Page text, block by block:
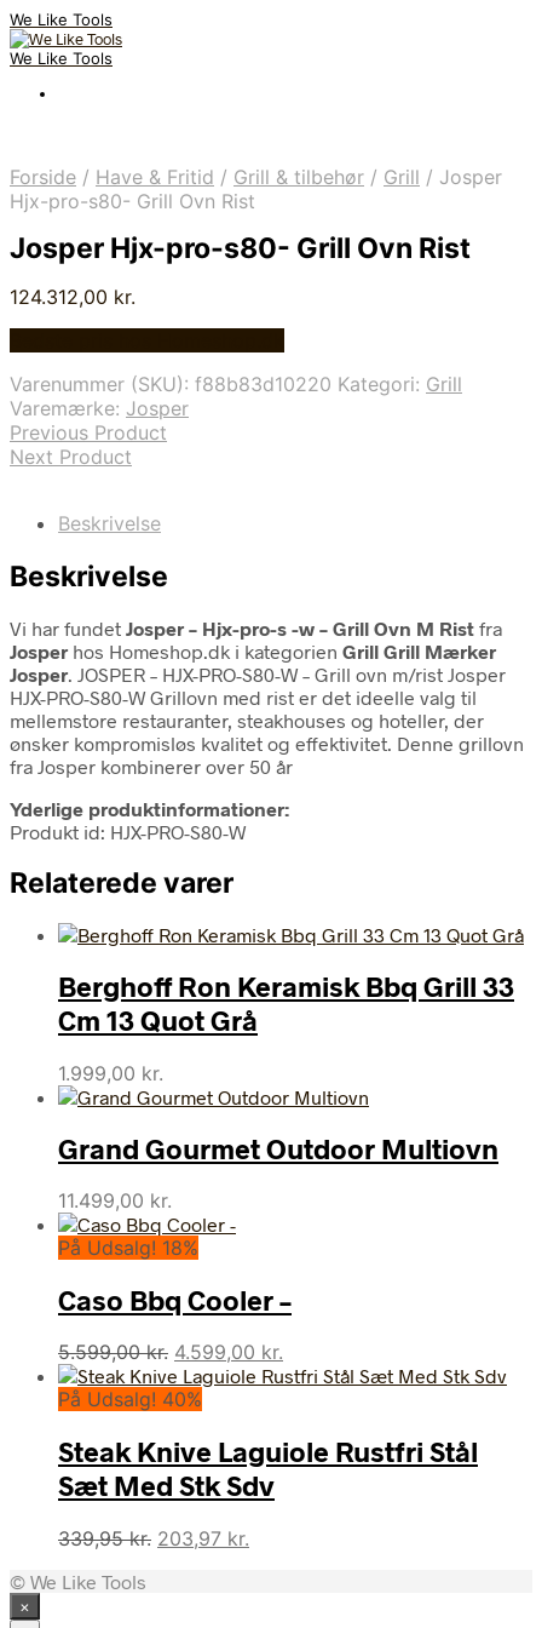
We Like Tools
We Like Tools
Forside / Have & Fritid / Grill & tilbehør / Grill / Josper
Hjx-pro-s80- Grill Ovn Rist
Josper Hjx-pro-s80- Grill Ovn Rist
124.312,00 kr.
Varenummer (SKU): f88b83d10220 Kategori: Grill
Varemærke: Josper
Previous Product
Next Product
Beskrivelse
Beskrivelse
Vi har fundet Josper – Hjx-pro-s -w – Grill Ovn M Rist fra
Josper hos Homeshop.dk i kategorien Grill Grill Mærker
Josper. JOSPER – HJX-PRO-S80-W – Grill ovn m/rist Josper
HJX-PRO-S80-W Grillovn med rist er det ideelle valg til
mellemstore restauranter, steakhouses og hoteller, der
ønsker kompromisløs kvalitet og effektivitet. Denne grillovn
fra Josper kombinerer over 50 år
Yderlige produktinformationer:
Produkt id: HJX-PRO-S80-W
Relaterede varer
Berghoff Ron Keramisk Bbq Grill 33
Cm 13 Quot Grå
1.999,00 kr.
Grand Gourmet Outdoor Multiovn
11.499,00 kr.
På Udsalg! 18%
Caso Bbq Cooler –
5.599,00kr. Den
oprindelige
pris
5.599,00 kr..
4.599,00 kr.
aktuelle
4.599,00 kr..
På Udsalg! 40%
Steak Knive Laguiole Rustfri Stål
Sæt Med Stk Sdv
339,95kr. Den
203,97 kr.
© We Like Tools
×